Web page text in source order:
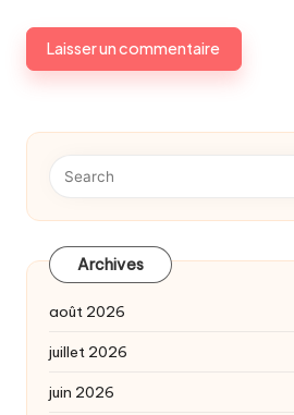
Archives
août 2026
juillet 2026
juin 2026